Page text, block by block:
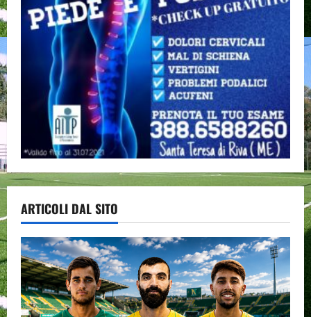
ARTICOLI DAL SITO